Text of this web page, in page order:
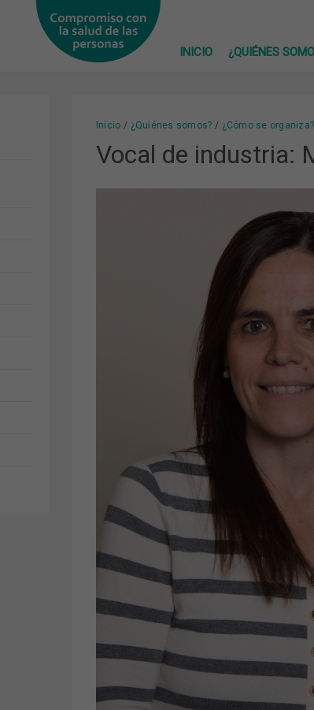
INICIO
¿QUIÉNES
Inicio ¿Quiénes somos? ¿Cómo se organiza?
Vocal de industria: